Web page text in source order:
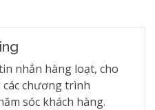
nhắn hàng loạt, cho
chương trình
sóc khách hàng.